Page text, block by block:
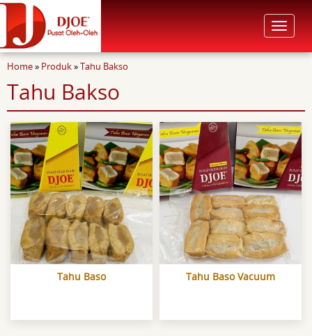
Toggle
You are here
Home» Produk»Tahu Bakso
Tahu Bakso
Tahu Baso Tahu Baso Vacuum